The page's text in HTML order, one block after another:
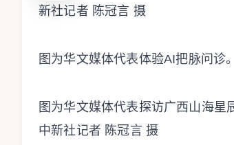
新社记者 陈冠言 摄
图为华文媒体代表体验AI把脉问诊
图为华文媒体代表探访广西山海星
中新社记者 陈冠言 摄